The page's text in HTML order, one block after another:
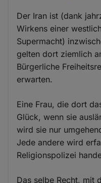
Der Iran ist (dank
Wirkens einer
Supermacht)
gelten dort ziemlich
Bürgerliche
erwarten.
Eine Frau, die dort
Glück, wenn sie
wird sie nur
Jede andere wird
Religionspolizei
Das selbe Recht, mit